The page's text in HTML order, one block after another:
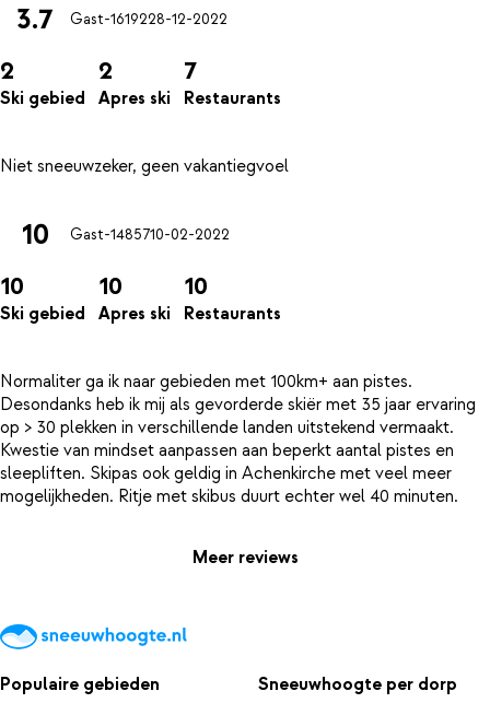
3.7 Gast-1619228-12-2022
2
Ski gebied
2
Apres ski
7
Restaurants
10 Gast-1485710-02-2022
10
Ski gebied
10
Apres ski
10
Restaurants
Normaliter ga ik naar gebieden met 100km+ aan pistes.
Desondanks heb ik mij als gevorderde skiër met 35 jaar ervaring
op > 30 plekken in verschillende landen uitstekend vermaakt.
Kwestie van mindset aanpassen aan beperkt aantal pistes en
sleepliften. Skipas ook geldig in Achenkirche met veel meer
Meer reviews
Populaire gebieden Sneeuwhoogte per dorp